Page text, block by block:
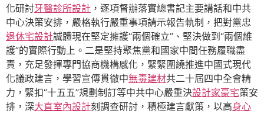
化研討牙醫診所設計 ，逐項督辦落實總書記主要講話和中共
中心決策安排，嚴格執行嚴重事項請示報告軌制，把對黨忠
退休宅設計誠體現在堅定擁護“兩個確立”、堅決做到“兩個維
護”的實際行動上。二是堅持聚焦黨和國家中間任務履職盡
責，充足發揮專門協商機構感化，緊緊圍繞推進中國式現代
化議政建言，學習宣傳貫徹中無毒建材共二十屆四中全會精
力，緊扣“十五五”規劃制訂等中共中心嚴重決設計家豪宅策安
排，深大直室內設計刻調查研討，積極建言獻策，以高身心